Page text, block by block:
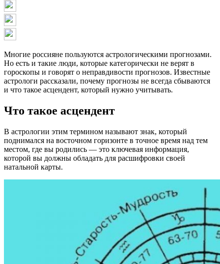
Многие россияне пользуются астрологическими прогнозами.
Но есть и такие люди, которые категорически не верят в
гороскопы и говорят о неправдивости прогнозов. Известные
астрологи рассказали, почему прогнозы не всегда сбываются
и что такое асцендент, который нужно учитывать.
Что такое асцендент
В астрологии этим термином называют знак, который
поднимался на восточном горизонте в точное время над тем
местом, где вы родились — это ключевая информация,
которой вы должны обладать для расшифровки своей
натальной карты.